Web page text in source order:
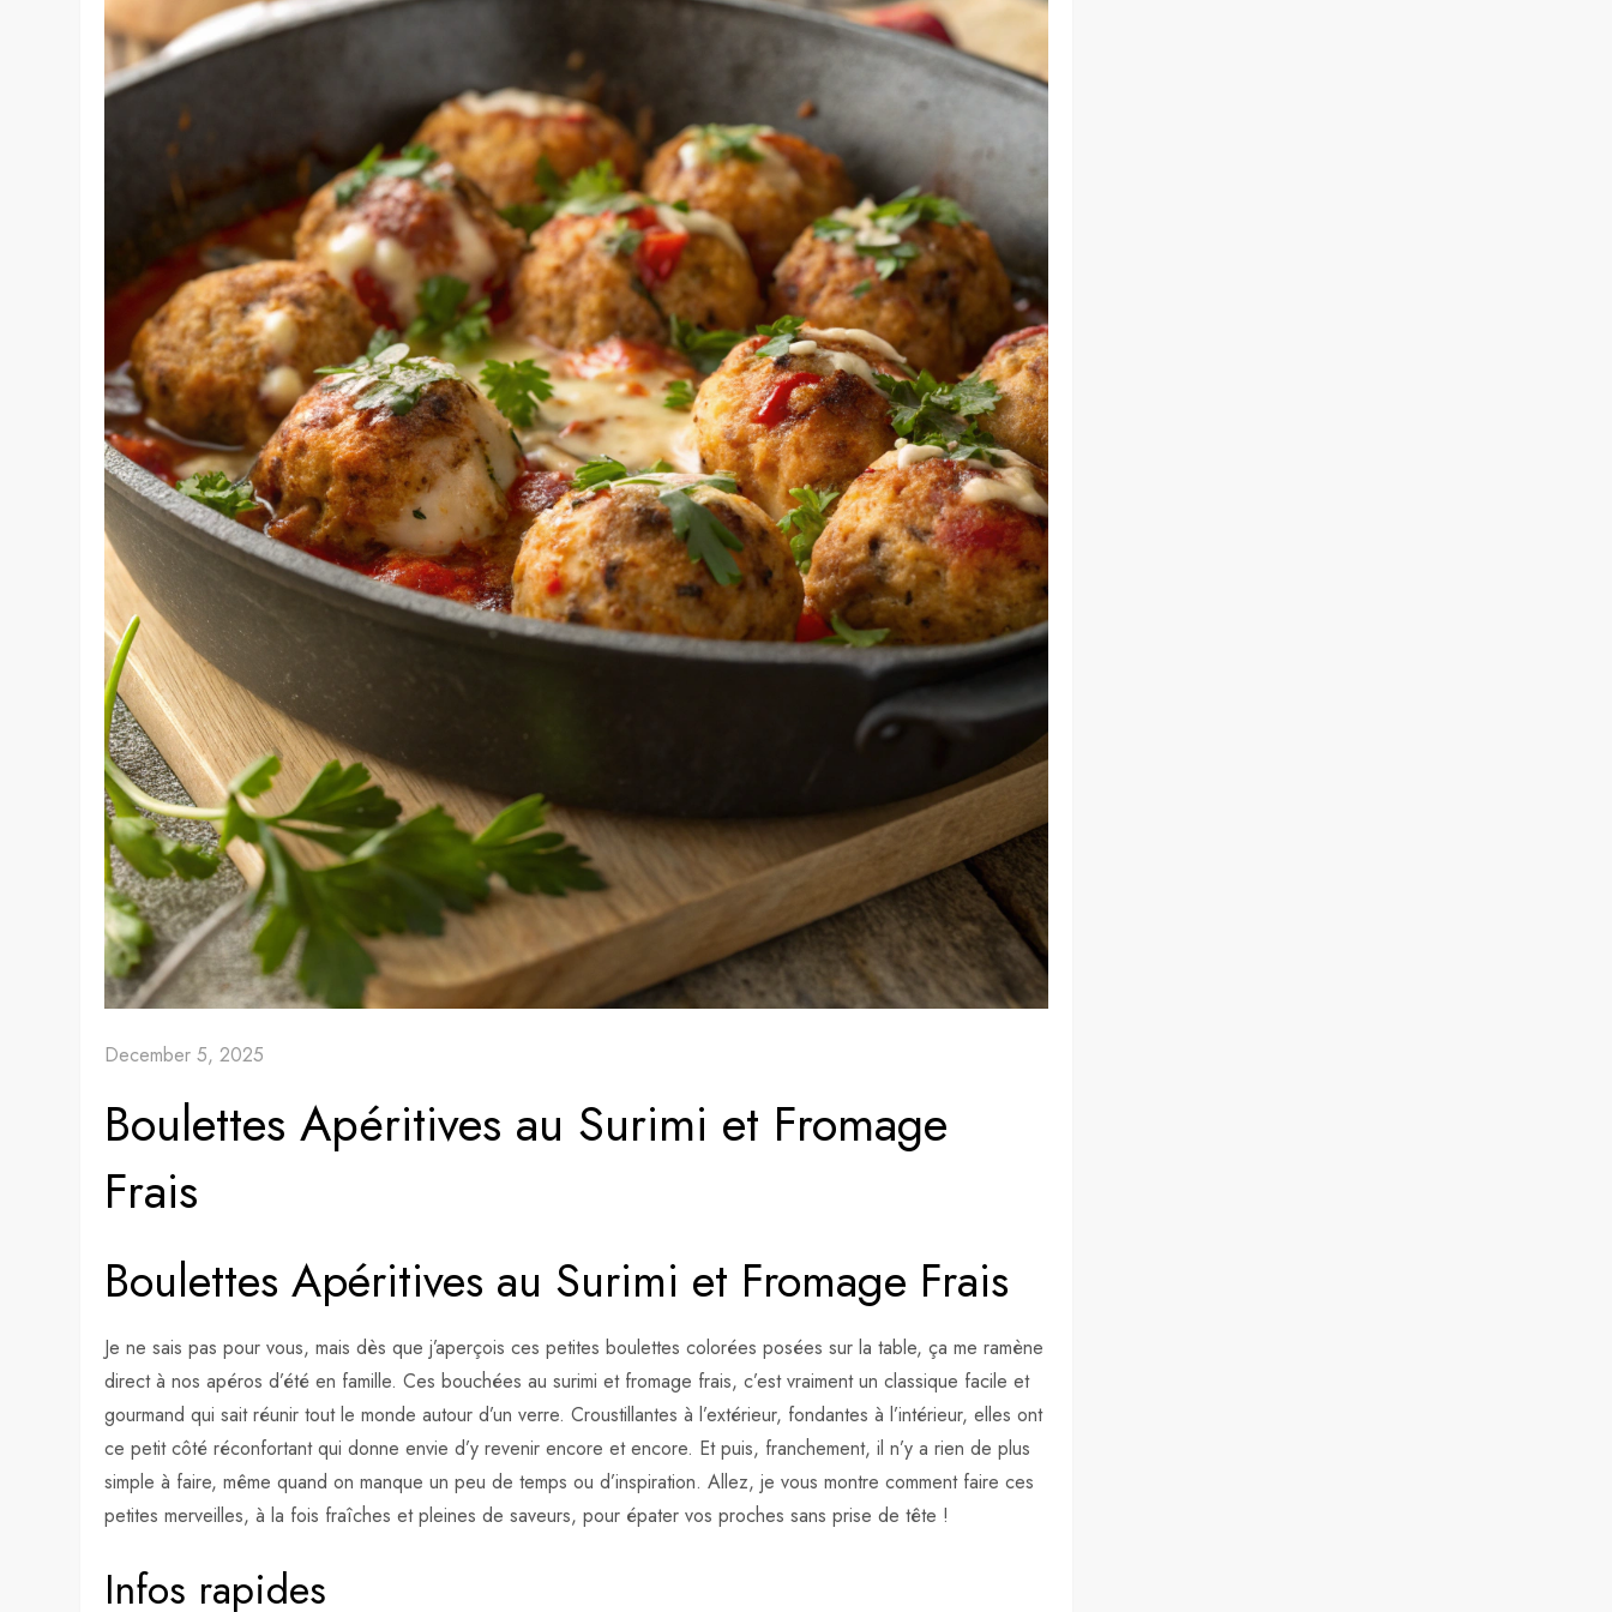
December 5, 2025
Boulettes Apéritives au Surimi et Fromage
Frais
Boulettes Apéritives au Surimi et Fromage Frais
Je ne sais pas pour vous, mais dès que j’aperçois ces petites boulettes colorées posées sur la table, ça me ramène
direct à nos apéros d’été en famille. Ces bouchées au surimi et fromage frais, c’est vraiment un classique facile et
gourmand qui sait réunir tout le monde autour d’un verre. Croustillantes à l’extérieur, fondantes à l’intérieur, elles ont
ce petit côté réconfortant qui donne envie d’y revenir encore et encore. Et puis, franchement, il n’y a rien de plus
simple à faire, même quand on manque un peu de temps ou d’inspiration. Allez, je vous montre comment faire ces
petites merveilles, à la fois fraîches et pleines de saveurs, pour épater vos proches sans prise de tête !
Infos rapides